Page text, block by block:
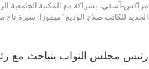
مراكش-آسفي، بشراكة مع المكتبة الجامعية
الجديد للكاتب صلاح الوديع "ميموزا: سيرة
رئيس مجلس النواب يتباحث مع